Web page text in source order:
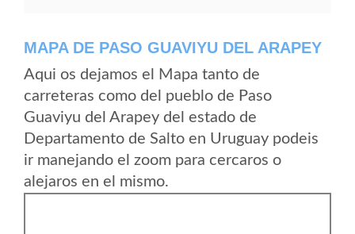
MAPA DE PASO GUAVIYU DEL ARAPEY
Aqui os dejamos el Mapa tanto de
carreteras como del pueblo de Paso
Guaviyu del Arapey del estado de
Departamento de Salto en Uruguay podeis
ir manejando el zoom para cercaros o
alejaros en el mismo.